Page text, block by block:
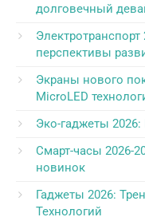
долговечный
перспективы
Экраны нового
MicroLED
Эко-гаджеты
Смарт-часы 2026-
новинок
Гаджеты 2026:
Технологий